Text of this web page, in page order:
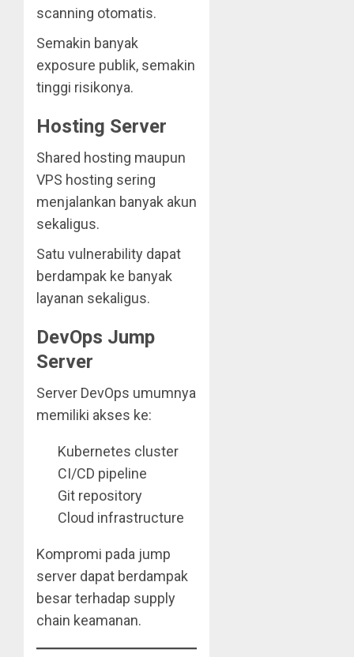
scanning otomatis.
Semakin banyak
exposure publik, semakin
tinggi risikonya.
Hosting Server
Shared hosting maupun
VPS hosting sering
menjalankan banyak akun
sekaligus.
Satu vulnerability dapat
berdampak ke banyak
layanan sekaligus.
DevOps Jump
Server
Server DevOps umumnya
memiliki akses ke:
Kubernetes cluster
CI/CD pipeline
Git repository
Cloud infrastructure
Kompromi pada jump
server dapat berdampak
besar terhadap supply
chain keamanan.